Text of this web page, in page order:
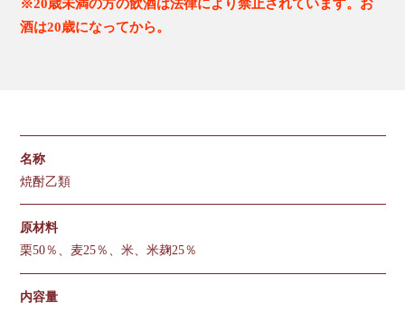
※20歳未満の方の飲酒は法律により禁止されています。お
酒は20歳になってから。
名称
焼酎乙類
原材料
栗50％、麦25％、米、米麹25％
内容量